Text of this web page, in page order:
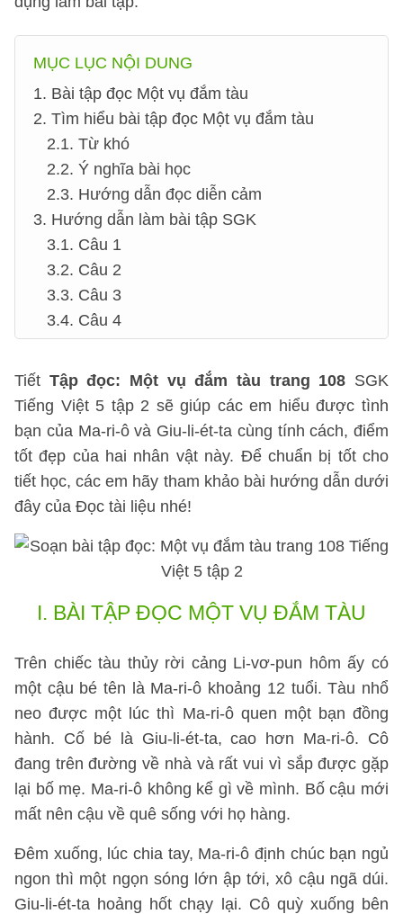
MỤC LỤC NỘI DUNG
1. Bài tập đọc Một vụ đắm tàu
2. Tìm hiểu bài tập đọc Một vụ đắm tàu
2.1. Từ khó
2.2. Ý nghĩa bài học
2.3. Hướng dẫn đọc diễn cảm
3. Hướng dẫn làm bài tập SGK
3.1. Câu 1
3.2. Câu 2
3.3. Câu 3
3.4. Câu 4
Tiết Tập đọc: Một vụ đắm tàu trang 108 SGK
Tiếng Việt 5 tập 2 sẽ giúp các em hiểu được tình
bạn của Ma-ri-ô và Giu-li-ét-ta cùng tính cách, điểm
tốt đẹp của hai nhân vật này. Để chuẩn bị tốt cho
tiết học, các em hãy tham khảo bài hướng dẫn dưới
đây của Đọc tài liệu nhé!
I. BÀI TẬP ĐỌC MỘT VỤ ĐẮM TÀU
Trên chiếc tàu thủy rời cảng Li-vơ-pun hôm ấy có
một cậu bé tên là Ma-ri-ô khoảng 12 tuổi. Tàu nhổ
neo được một lúc thì Ma-ri-ô quen một bạn đồng
hành. Cố bé là Giu-li-ét-ta, cao hơn Ma-ri-ô. Cô
đang trên đường về nhà và rất vui vì sắp được gặp
lại bố mẹ. Ma-ri-ô không kể gì về mình. Bố cậu mới
mất nên cậu về quê sống với họ hàng.
Đêm xuống, lúc chia tay, Ma-ri-ô định chúc bạn ngủ
ngon thì một ngọn sóng lớn ập tới, xô cậu ngã dúi.
Giu-li-ét-ta hoảng hốt chạy lại. Cô quỳ xuống bên